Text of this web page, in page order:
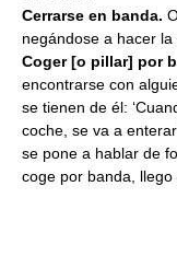
Cerrarse en banda.
negándose a hacer
Coger [o pillar] por
encontrarse con
se tienen de él:
coche, se va a
se pone a hablar de
coge por banda, llego